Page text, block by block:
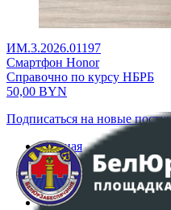
ИМ.3.2026.01197
Смартфон Honor
Справочно по курсу НБРБ
50,00 BYN
Подписаться на новые
Главная
Аукционы
Интернет-магазин
Регламент организации